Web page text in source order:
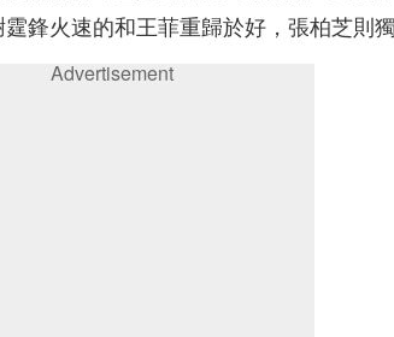
鋒火速的和王菲重歸於好，張柏芝則
Advertisement